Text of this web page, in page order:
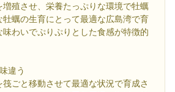
増殖させ、栄養たっぷりな環境で牡蠣
牡蠣の生育にとって最適な広島湾で育
味わいでぷりぷりとした食感が特徴的
違う
ごと移動させて最適な状況で育成さ